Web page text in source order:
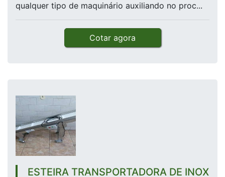
qualquer tipo de maquinário auxiliando no proc...
Cotar agora
ESTEIRA TRANSPORTADORA DE INOX